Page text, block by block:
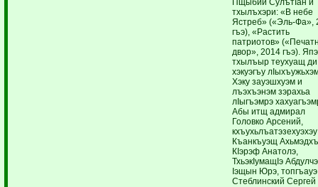
тхылъхэри: «В небе
Ястреб» («Эль-Фа»,
гъэ), «Растить
патриотов»
двор», 2014 гъэ). Япэ
тхылъыр теухуащ ди
хэкуэгъу
Хэку зауэшхуэм и
лъэхъэнэм зэрахьа
лIыгъэмрэ
Абы итщ адмирал
Головко Арсений,
кхъухьлъатэзехуэхэу
Къанкъуэщ
КIэрэф Анатолэ,
ТхьэкIумащIэ
Iэщын Юрэ, топгъауэ
Стеблинский Сергей